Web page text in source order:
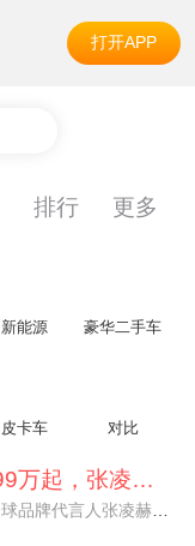
打开APP
排行 更多
新能源 豪华二手车
皮卡车 对比
阿维塔07L限时权益价21.99万起，张凌赫成首位车主
阿维塔07L今晚在杭州正式上市，全球品牌代言人张凌赫现场提车，成为这台车的第一位主人。三个版本：Elite纯电版22.99万，Max+后驱纯电版24.99万，Ultra三电机四驱版27.99万。